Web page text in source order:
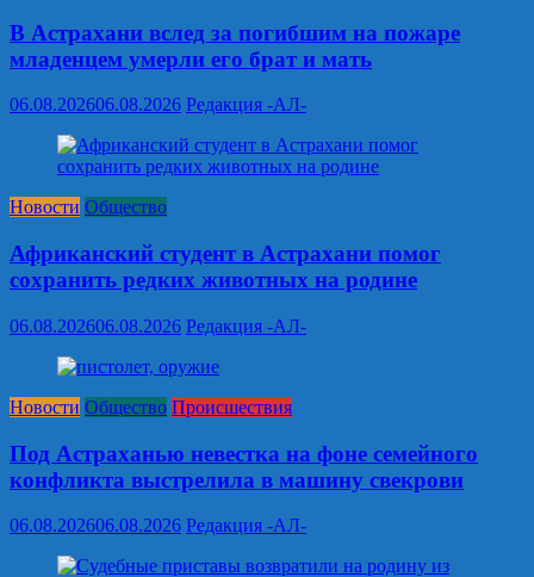
В Астрахани вслед за погибшим на пожаре
младенцем умерли его брат и мать
06.08.202606.08.2026 Редакция -АЛ-
Новости Общество
Африканский студент в Астрахани помог
сохранить редких животных на родине
06.08.202606.08.2026 Редакция -АЛ-
Новости Общество Происшествия
Под Астраханью невестка на фоне семейного
конфликта выстрелила в машину свекрови
06.08.202606.08.2026 Редакция -АЛ-